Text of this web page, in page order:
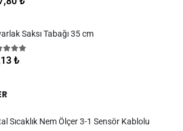
Saksı Tabağı 35 cm
5 üzerinden
₺
Sıcaklık Nem Ölçer 3-1 Sensör Kablolu